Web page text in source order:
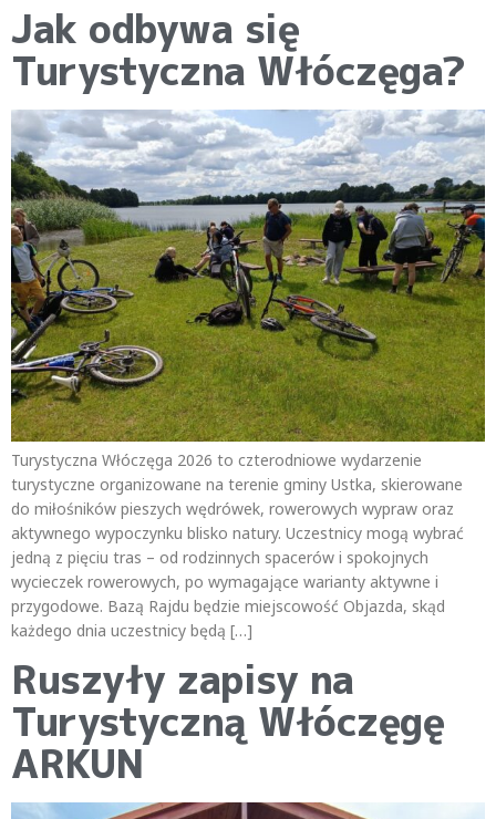
Jak odbywa się
Turystyczna Włóczęga?
Turystyczna Włóczęga 2026 to czterodniowe wydarzenie
turystyczne organizowane na terenie gminy Ustka, skierowane
do miłośników pieszych wędrówek, rowerowych wypraw oraz
aktywnego wypoczynku blisko natury. Uczestnicy mogą wybrać
jedną z pięciu tras – od rodzinnych spacerów i spokojnych
wycieczek rowerowych, po wymagające warianty aktywne i
przygodowe. Bazą Rajdu będzie miejscowość Objazda, skąd
każdego dnia uczestnicy będą […]
Ruszyły zapisy na
Turystyczną Włóczęgę
ARKUN